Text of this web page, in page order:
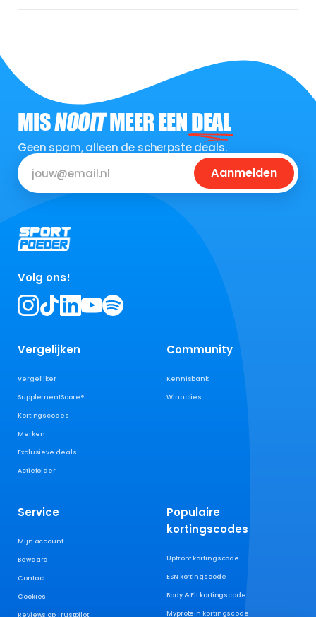
MISNOOITMEER EENDEAL
Geen spam, alleen de scherpste deals.
Aanmelden
Volg ons!
Vergelijken
Vergelijker
SupplementScore®
Kortingscodes
Merken
Exclusieve deals
Actiefolder
Community
Kennisbank
Winacties
Service
Mijn account
Bewaard
Contact
Cookies
Reviews op Trustpilot
Populaire
kortingscodes
Upfront kortingscode
ESN kortingscode
Body & Fit kortingscode
Myprotein kortingscode